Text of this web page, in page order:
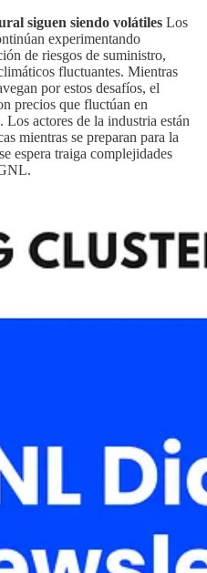
siguen siendo volátiles Los
experimentando
de riesgos de suministro,
fluctuantes. Mientras
por estos desafíos, el
precios que fluctúan en
Los actores de la industria están
mientras se preparan para la
espera traiga complejidades